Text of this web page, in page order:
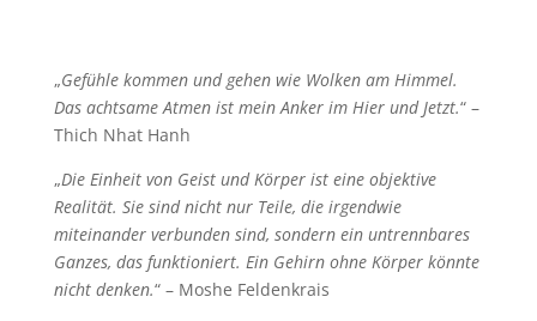
„Gefühle kommen und gehen wie Wolken am Himmel.
Das achtsame Atmen ist mein Anker im Hier und Jetzt.“ –
Thich Nhat Hanh
„Die Einheit von Geist und Körper ist eine objektive
Realität. Sie sind nicht nur Teile, die irgendwie
miteinander verbunden sind, sondern ein untrennbares
Ganzes, das funktioniert. Ein Gehirn ohne Körper könnte
nicht denken.“ – Moshe Feldenkrais